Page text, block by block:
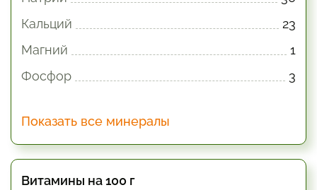
Кальций
23
Магний
1
Фосфор
3
Показать все минералы
Витамины на 100 г